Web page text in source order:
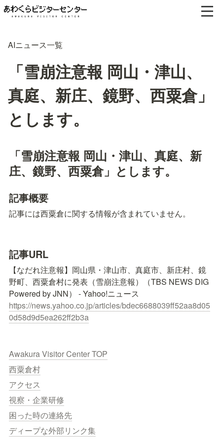
AIニュース一覧
「雪崩注意報 岡山・津山、
真庭、新庄、鏡野、西粟倉」
とします。
「雪崩注意報 岡山・津山、真庭、新
庄、鏡野、西粟倉」とします。
記事概要
記事には西粟倉に関する情報が含まれていません。
記事URL
【なだれ注意報】岡山県・津山市、真庭市、新庄村、鏡
野町、西粟倉村に発表（雪崩注意報）（TBS NEWS DIG
https://news.yahoo.co.jp/articles/bdec6688039ff52aa8d05
0d58d9d5ea262ff2b3a
Awakura Visitor Center TOP
西粟倉村
アクセス
視察・企業研修
困った時の連絡先
ディープな外部リンク集